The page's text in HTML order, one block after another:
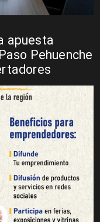
apuesta
Pehuenche